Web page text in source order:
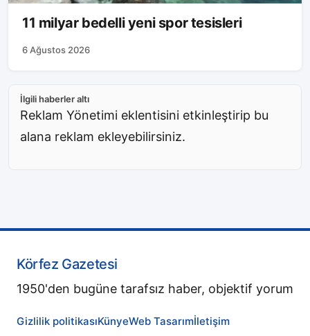
11 milyar bedelli yeni spor tesisleri
6 Ağustos 2026
İlgili haberler altı
Reklam Yönetimi eklentisini etkinleştirip bu
alana reklam ekleyebilirsiniz.
Körfez Gazetesi
1950'den bugüne tarafsız haber, objektif yorum
Gizlilik politikasıKünyeWeb Tasarımİletişim